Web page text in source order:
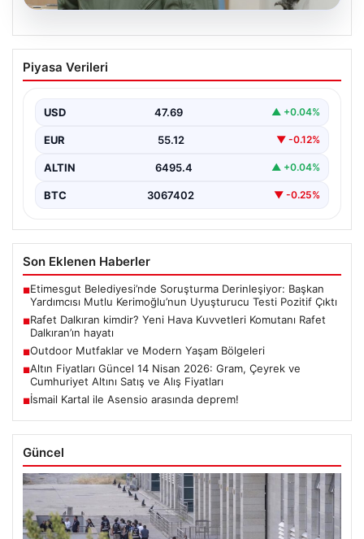
Rafet Dalkıran kimdir? Yeni Hava
Kuvvetleri Komutanı Rafet Dalkıran’ın
Piyasa Verileri
USD 47.69 ▲ +0.04%
EUR 55.12 ▼ -0.12%
ALTIN 6495.4 ▲ +0.04%
BTC 3067402 ▼ -0.25%
Son Eklenen Haberler
■Etimesgut Belediyesi’nde Soruşturma Derinleşiyor: Başkan
Yardımcısı Mutlu Kerimoğlu’nun Uyuşturucu Testi Pozitif Çıktı
■Rafet Dalkıran kimdir? Yeni Hava Kuvvetleri Komutanı Rafet
Dalkıran’ın hayatı
■Outdoor Mutfaklar ve Modern Yaşam Bölgeleri
■Altın Fiyatları Güncel 14 Nisan 2026: Gram, Çeyrek ve
Cumhuriyet Altını Satış ve Alış Fiyatları
■İsmail Kartal ile Asensio arasında deprem!
Güncel